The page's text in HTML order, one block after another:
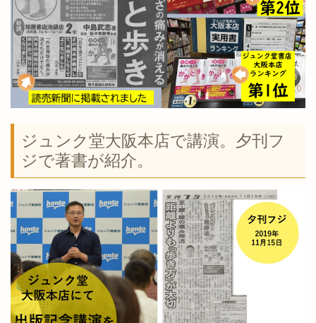
ジュンク堂大阪本店で講演。夕刊フ
ジで著書が紹介。